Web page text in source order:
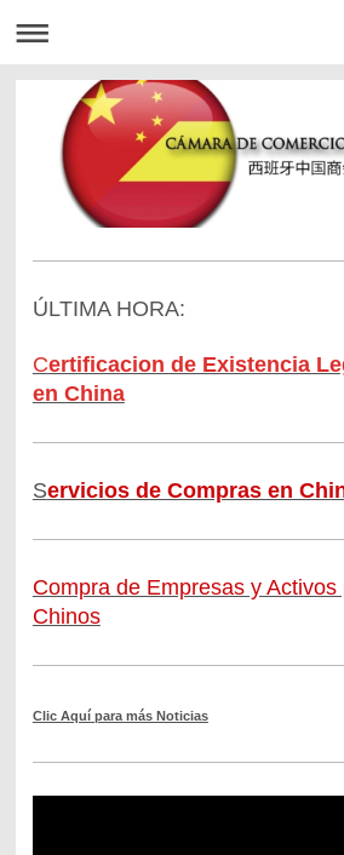
ÚLTIMA HORA:
Certificacion de Existencia
en China
Servicios de Compras en
Compra de Empresas y
Chinos
Clic Aquí para más Noticias